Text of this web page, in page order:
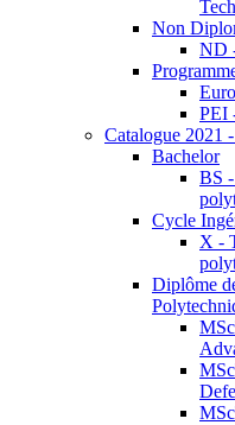
Non
ND
PEI
Catalogue 2021
Bachelor
BS
Cycle
X -
Diplôme